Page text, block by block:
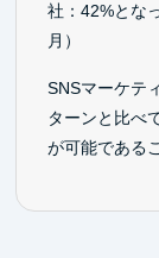
社：42%とな
月）
SNSマーケテ
ターンと比べ
が可能である